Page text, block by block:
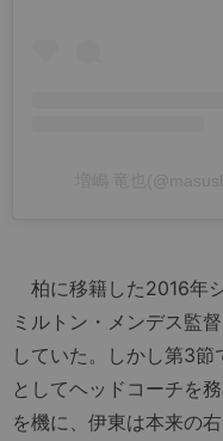
柏に移籍した2016年
ミルトン・メンデス監
していた。しかし第3
としてヘッドコーチを
を機に、伊東は本来の